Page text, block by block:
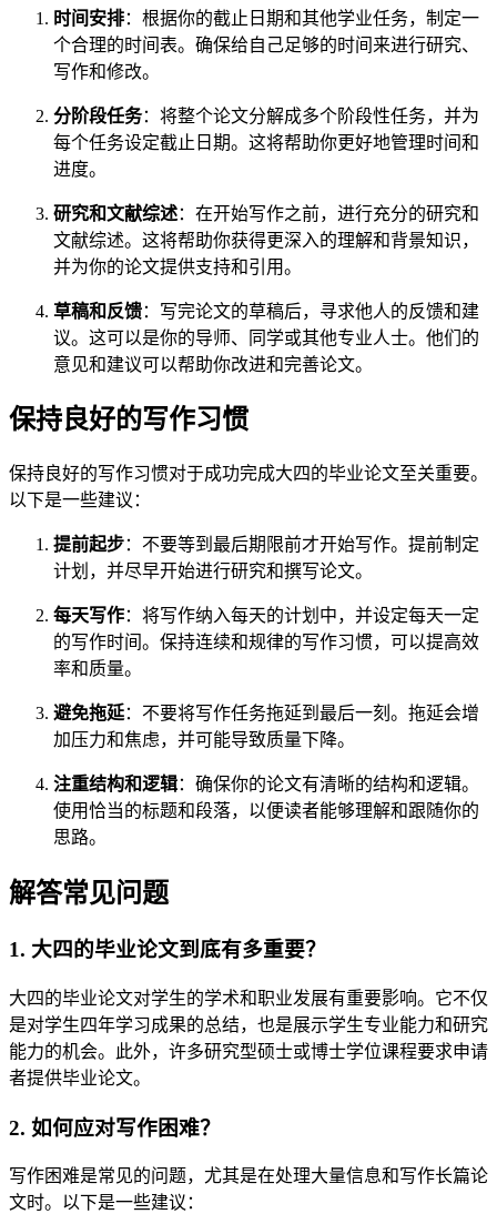
时间安排：根据你的截止日期和其他学业任务，制定一
个合理的时间表。确保给自己足够的时间来进行研究、
写作和修改。
分阶段任务：将整个论文分解成多个阶段性任务，并为
每个任务设定截止日期。这将帮助你更好地管理时间和
进度。
研究和文献综述：在开始写作之前，进行充分的研究和
文献综述。这将帮助你获得更深入的理解和背景知识，
并为你的论文提供支持和引用。
草稿和反馈：写完论文的草稿后，寻求他人的反馈和建
议。这可以是你的导师、同学或其他专业人士。他们的
意见和建议可以帮助你改进和完善论文。
保持良好的写作习惯
保持良好的写作习惯对于成功完成大四的毕业论文至关重要。
以下是一些建议：
提前起步：不要等到最后期限前才开始写作。提前制定
计划，并尽早开始进行研究和撰写论文。
每天写作：将写作纳入每天的计划中，并设定每天一定
的写作时间。保持连续和规律的写作习惯，可以提高效
率和质量。
避免拖延：不要将写作任务拖延到最后一刻。拖延会增
加压力和焦虑，并可能导致质量下降。
注重结构和逻辑：确保你的论文有清晰的结构和逻辑。
使用恰当的标题和段落，以便读者能够理解和跟随你的
思路。
解答常见问题
1. 大四的毕业论文到底有多重要？
大四的毕业论文对学生的学术和职业发展有重要影响。它不仅
是对学生四年学习成果的总结，也是展示学生专业能力和研究
能力的机会。此外，许多研究型硕士或博士学位课程要求申请
者提供毕业论文。
2. 如何应对写作困难？
写作困难是常见的问题，尤其是在处理大量信息和写作长篇论
文时。以下是一些建议：